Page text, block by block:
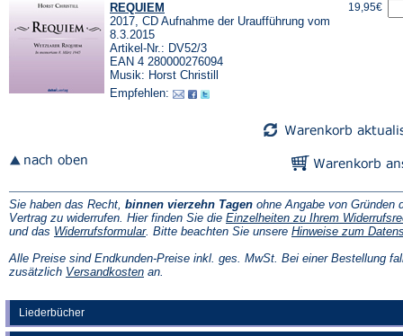
Liederbücher
REQUIEM
2017, CD Aufnahme der Uraufführung vom
8.3.2015
Artikel-Nr.: DV52/3
EAN 4 280000276094
Musik: Horst Christill
Empfehlen:
19,95€
Sie haben das Recht, binnen vierzehn Tagen ohne Angabe von Gründen
Vertrag zu widerrufen. Hier finden Sie die Einzelheiten zu Ihrem
und das Widerrufsformular(Öffnet
einem
neuen
. Bitte beachten Sie unsere Hinweise zum
Alle Preise sind Endkunden-Preise inkl. ges. MwSt. Bei einer Bestellung
zusätzlich Versandkosten(Öffnet
an.